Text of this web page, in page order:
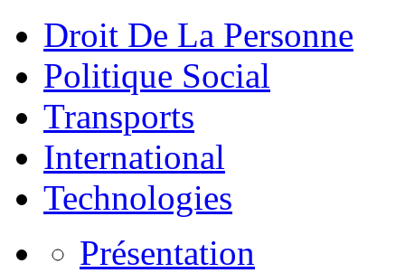
Droit De La Personne
Politique Social
Transports
International
Technologies
Présentation